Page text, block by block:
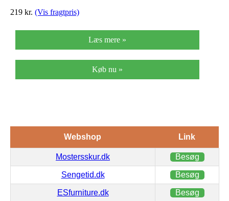
cm)
219 kr. (Vis fragtpris)
Læs mere »
Køb nu »
Webshop Link
Mostersskur.dk Besøg
Sengetid.dk Besøg
ESfurniture.dk Besøg